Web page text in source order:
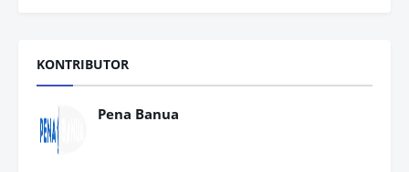
KONTRIBUTOR
Pena Banua